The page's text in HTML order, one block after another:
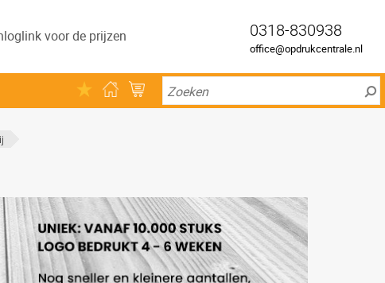
voor de prijzen 0318-830938
office@opdrukcentrale.nl